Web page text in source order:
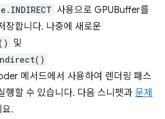
사용으로 GPUBuffer를
장합니다. 나중에 새로운
및
메서드에서 사용하여 렌더링 패스
행할 수 있습니다. 다음 스니펫과 문제
.